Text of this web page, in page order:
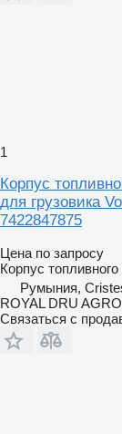
1
Корпус
для грузовика
7422847875
Цена по запросу
Корпус
Румыния,
ROYAL DRU
Связаться с